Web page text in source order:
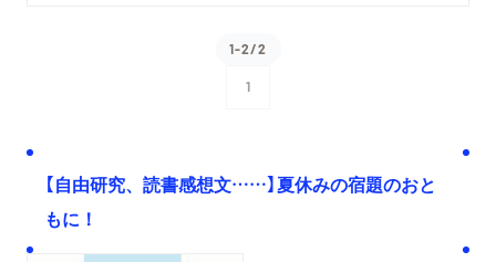
1-2/2
1
【自由研究、読書感想文……】夏休みの宿題のおと
もに！